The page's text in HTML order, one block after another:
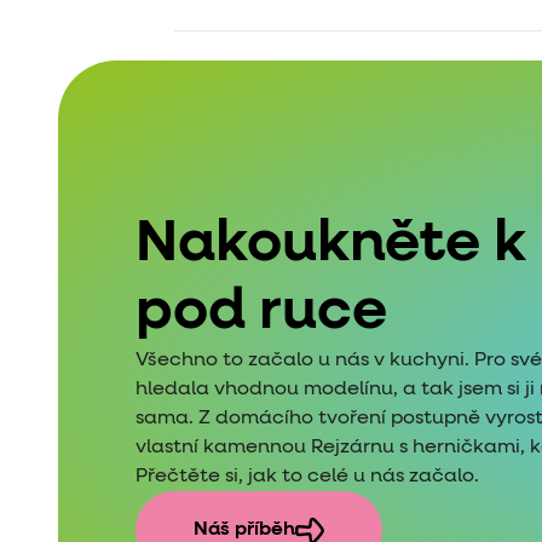
Nakoukněte
pod ruce
Všechno to začalo u nás v kuchyni. Pro
hledala vhodnou modelínu, a tak jsem si
sama. Z domácího tvoření postupně
vlastní kamennou Rejzárnu s herničkami,
Přečtěte si, jak to celé u nás začalo.
Náš příběh